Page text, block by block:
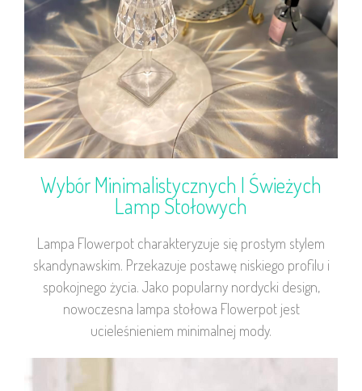
Wybór Minimalistycznych I Świeżych
Lamp Stołowych
Lampa Flowerpot charakteryzuje się prostym stylem
skandynawskim. Przekazuje postawę niskiego profilu i
spokojnego życia. Jako popularny nordycki design,
nowoczesna lampa stołowa Flowerpot jest
ucieleśnieniem minimalnej mody.